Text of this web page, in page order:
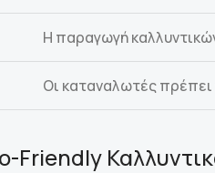
Η παραγωγή
Οι καταναλωτές πρέπει
Friendly